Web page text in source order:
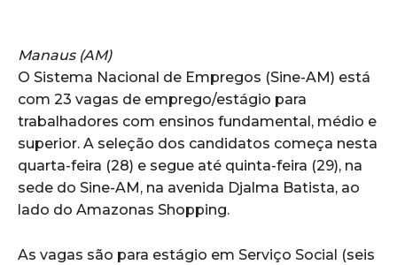
Manaus (AM)
O Sistema Nacional de Empregos (Sine-AM) está
com 23 vagas de emprego/estágio para
trabalhadores com ensinos fundamental, médio e
superior. A seleção dos candidatos começa nesta
quarta-feira (28) e segue até quinta-feira (29), na
sede do Sine-AM, na avenida Djalma Batista, ao
lado do Amazonas Shopping.
As vagas são para estágio em Serviço Social (seis